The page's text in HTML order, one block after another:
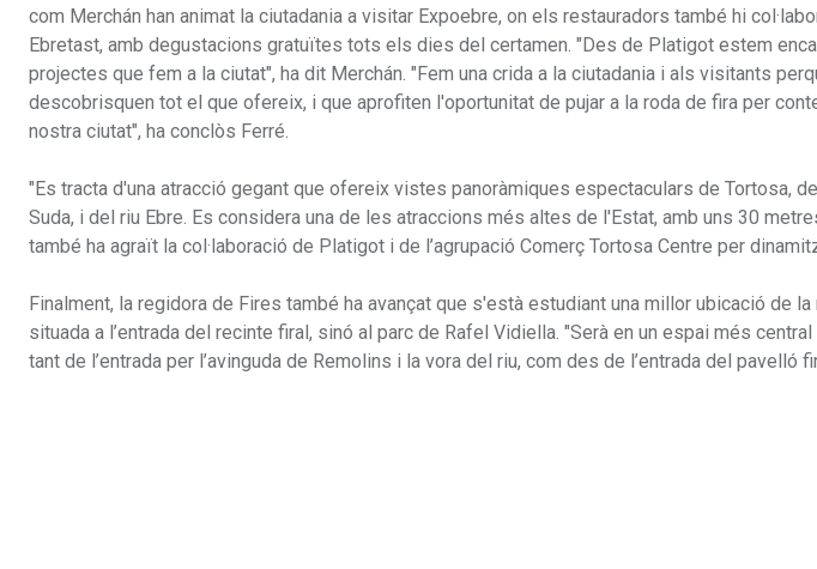
com Merchán han animat la ciutadania a visitar Expoebre, on els restauradors també hi
Ebretast, amb degustacions gratuïtes tots els dies del certamen. "Des de Platigot estem
projectes que fem a la ciutat", ha dit Merchán. "Fem una crida a la ciutadania i als visitants
descobrisquen tot el que ofereix, i que aprofiten l'oportunitat de pujar a la roda de fira per
nostra ciutat", ha conclòs Ferré.
"Es tracta d'una atracció gegant que ofereix vistes panoràmiques espectaculars de Tortosa,
Suda, i del riu Ebre. Es considera una de les atraccions més altes de l'Estat, amb uns 30
també ha agraït la col·laboració de Platigot i de l’agrupació Comerç Tortosa Centre per
Finalment, la regidora de Fires també ha avançat que s'està estudiant una millor ubicació de
situada a l’entrada del recinte firal, sinó al parc de Rafel Vidiella. "Serà en un espai més
tant de l’entrada per l’avinguda de Remolins i la vora del riu, com des de l’entrada del pavelló